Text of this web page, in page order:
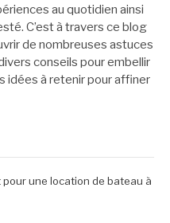
au quotidien ainsi
C’est à travers ce blog
de nombreuses astuces
conseils pour embellir
idées à retenir pour affiner
pour une location de bateau à